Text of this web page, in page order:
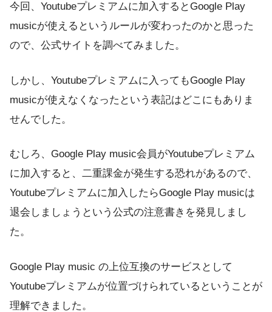
今回、Youtubeプレミアムに加入するとGoogle Play
musicが使えるというルールが変わったのかと思った
ので、公式サイトを調べてみました。
しかし、Youtubeプレミアムに入ってもGoogle Play
musicが使えなくなったという表記はどこにもありま
せんでした。
むしろ、Google Play music会員がYoutubeプレミアム
に加入すると、二重課金が発生する恐れがあるので、
Youtubeプレミアムに加入したらGoogle Play musicは
退会しましょうという公式の注意書きを発見しまし
た。
Google Play music の上位互換のサービスとして
Youtubeプレミアムが位置づけられているということが
理解できました。